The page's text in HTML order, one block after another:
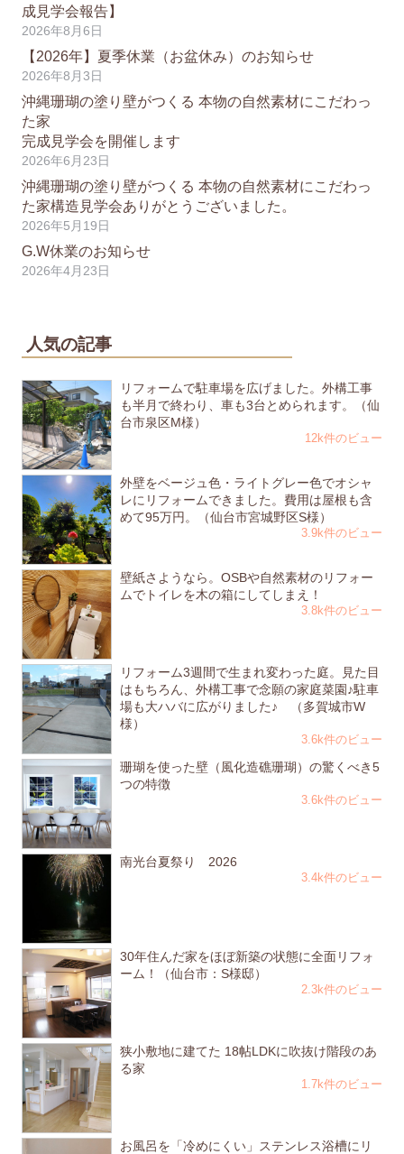
成見学会報告】
2026年8月6日
【2026年】夏季休業（お盆休み）のお知らせ
2026年8月3日
沖縄珊瑚の塗り壁がつくる 本物の自然素材にこだわっ
た家
完成見学会を開催します
2026年6月23日
沖縄珊瑚の塗り壁がつくる 本物の自然素材にこだわっ
た家構造見学会ありがとうございました。
2026年5月19日
G.W休業のお知らせ
2026年4月23日
人気の記事
リフォームで駐車場を広げました。外構工事
も半月で終わり、車も3台とめられます。（仙
台市泉区M様）
12k件のビュー
外壁をベージュ色・ライトグレー色でオシャ
レにリフォームできました。費用は屋根も含
めて95万円。（仙台市宮城野区S様）
3.9k件のビュー
壁紙さようなら。OSBや自然素材のリフォー
ムでトイレを木の箱にしてしまえ！
3.8k件のビュー
リフォーム3週間で生まれ変わった庭。見た目
はもちろん、外構工事で念願の家庭菜園♪駐車
場も大ハバに広がりました♪ （多賀城市W
様）
3.6k件のビュー
珊瑚を使った壁（風化造礁珊瑚）の驚くべき5
つの特徴
3.6k件のビュー
南光台夏祭り 2026
3.4k件のビュー
30年住んだ家をほぼ新築の状態に全面リフォ
ーム！（仙台市：S様邸）
2.3k件のビュー
狭小敷地に建てた 18帖LDKに吹抜け階段のあ
る家
1.7k件のビュー
お風呂を「冷めにくい」ステンレス浴槽にリ